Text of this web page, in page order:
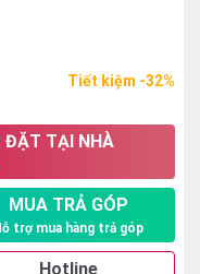
Tiết kiệm -32%
ĐẶT TẠI NHÀ
MUA TRẢ GÓP
trợ mua hàng trả góp
Hotline